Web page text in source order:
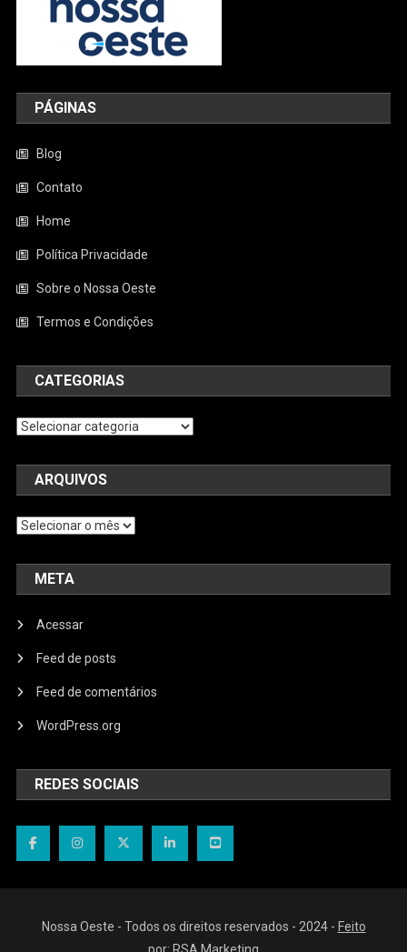
PÁGINAS
Blog
Contato
Home
Política Privacidade
Sobre o Nossa Oeste
Termos e Condições
CATEGORIAS
Categorias
ARQUIVOS
Arquivos
META
Acessar
Feed de posts
Feed de comentários
WordPress.org
REDES SOCIAIS
Nossa Oeste - Todos os direitos reservados - 2024 - Feito
por: RSA Marketing